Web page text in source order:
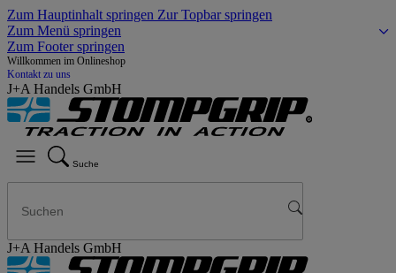
Zum Hauptinhalt springen Zur Topbar springen
Zum Menü springen
Zum Footer springen
Willkommen im Onlineshop
Kontakt zu uns
J+A Handels GmbH
Suche
J+A Handels GmbH